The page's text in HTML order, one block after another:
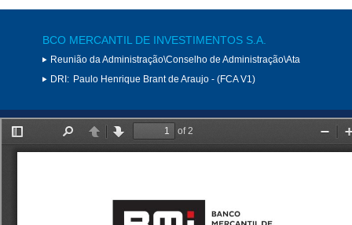
BCO MERCANTIL DE INVESTIMENTOS S.A.
Reunião da Administração\Conselho de Administração\Ata
DRI: Paulo Henrique Brant de Araujo - (FCA V1)